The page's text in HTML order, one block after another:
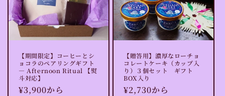
【期間限定】コーヒーとシ
ョコラのペアリングギフト
— Afternoon Ritual 【熨
斗対応】
通
¥3,900から
【贈答用】濃厚なローチョ
コレートケーキ（カップ入
り）３個セット ギフト
BOX入り
通
¥2,730から